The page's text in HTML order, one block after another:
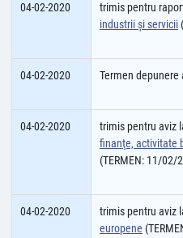
04-02-2020 trimis pentru
industrii şi servicii
04-02-2020 Termen
04-02-2020 trimis pentru aviz
finanţe, activitate
(TERMEN: 11/02/
04-02-2020 trimis pentru aviz
europene